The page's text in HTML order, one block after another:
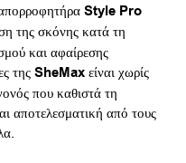
Style Pro
της σκόνης κατά τη
και αφαίρεσης
της SheMax είναι χωρίς
που καθιστά τη
αποτελεσματική από τους